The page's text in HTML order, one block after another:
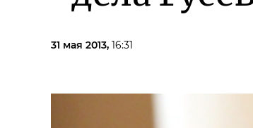
31 мая 2013, 16:31